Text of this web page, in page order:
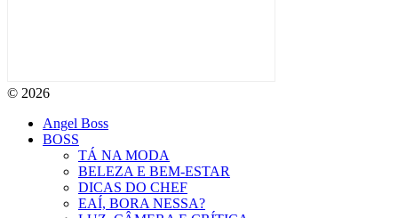
© 2026
Angel Boss
BOSS
TÁ NA MODA
BELEZA E BEM-ESTAR
DICAS DO CHEF
EAÍ, BORA NESSA?